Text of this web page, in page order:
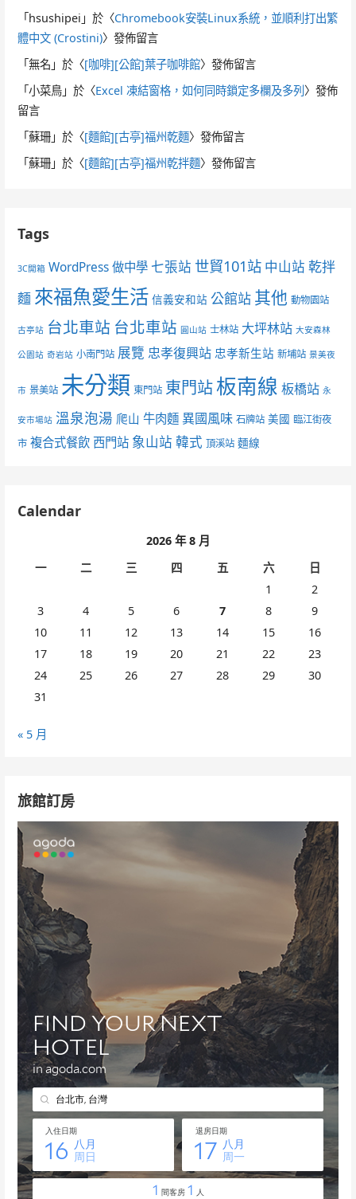
「 hsushipei 」於〈Chromebook安裝Linux系統，並順利打出繁
體中文 (Crostini)〉發佈留言
「無名 」於〈[咖啡][公館]葉子咖啡館〉發佈留言
「小菜鳥 」於〈Excel 凍結窗格，如何同時鎖定多欄及多列 〉發佈
留言
「蘇珊 」於〈[麵館][古亭]福州乾麵〉發佈留言
「蘇珊 」於〈[麵館][古亭]福州乾拌麵〉發佈留言
Tags
3C開箱 WordPress 做中學 七張站 世貿101站 中山站 乾拌
麵 來福魚愛生活 信義安和站 公館站 其他 動物園站
古亭站 台北車站 台北車站 圓山站 士林站 大坪林站 大安森林
公園站 奇岩站 小南門站 展覽 忠孝復興站 忠孝新生站 新埔站 景美夜
市 景美站 未分類 東門站 東門站板南線 板橋站 永
安市場站 溫泉泡湯 爬山 牛肉麵 異國風味 石牌站 美國 臨江街夜
市 複合式餐飲 西門站 象山站 韓式 頂溪站 麵線
Calendar
2026 年 8 月
一
二 三 四 五 六
日
1
2
3
4 5 6 7 8
9
10
11 12 13 14 15
16
17
18 19 20 21 22
23
24
25 26 27 28 29
30
31
« 5 月
旅館訂房